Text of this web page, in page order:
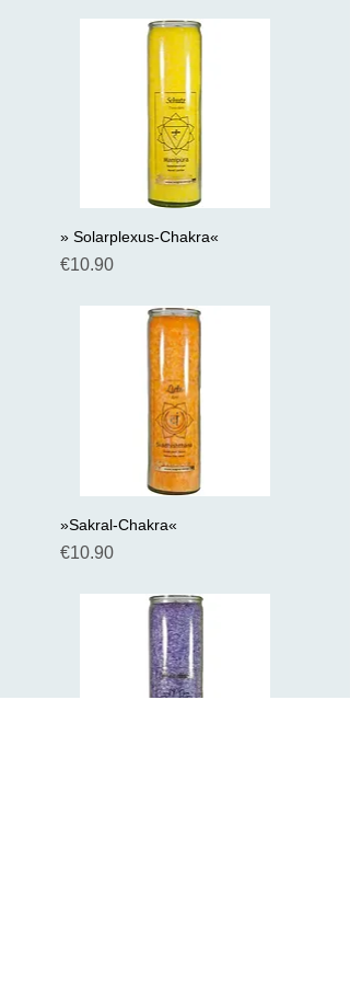
» Solarplexus-Chakra«
Preis
€10.90
»Sakral-Chakra«
Preis
€10.90